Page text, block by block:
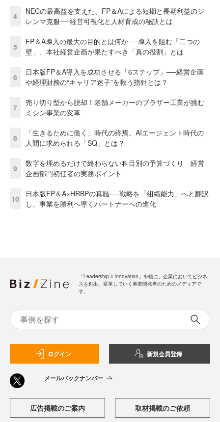
4
NECの最高益を支えた、FP＆Aによる短期と長期利益のジ
レンマ克服──経営可視化と人材育成の秘訣とは
5
FP＆A導入の最大の目的とは何か──導入を阻む「二つの
壁」、本社経営企画が果たすべき「真の役割」とは
6
日本版FP＆A導入を成功させる「6ステップ」──経営企画
や経理財務の“キャリア迷子”を救う指針とは？
7
売り切り型から脱却！老舗メーカーのブラザー工業が挑む
ミシン事業の変革
8
「生きるために働く」時代の終焉。AIエージェント時代の
人間に求められる「SQ」とは？
9
数字を埋めるだけで終わらない科目別の予算づくり 経営
企画部門初任者の実務ポイント
10
日本版FP＆A×HRBPの真髄──戦略を「組織能力」へと翻訳
し、事業を勝利へ導くパートナーへの進化
「Leadership ☓ Innovation」を軸に、企業においてビジネ
スを創出、変革していく事業開発者のためのメディアで
す。
ログイン 新規会員登録
メールバックナンバー
広告掲載のご案内 取材掲載のご依頼